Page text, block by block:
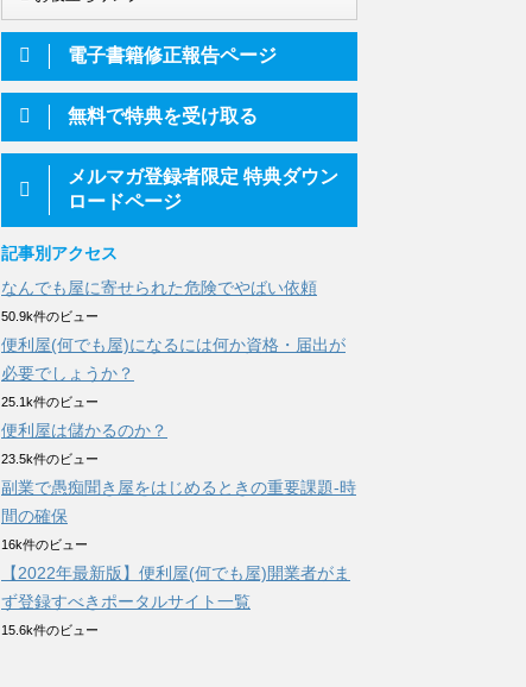
電子書籍修正報告ページ
無料で特典を受け取る
メルマガ登録者限定 特典ダウン
ロードページ
記事別アクセス
なんでも屋に寄せられた危険でやばい依頼
50.9k件のビュー
便利屋(何でも屋)になるには何か資格・届出が
必要でしょうか？
25.1k件のビュー
便利屋は儲かるのか？
23.5k件のビュー
副業で愚痴聞き屋をはじめるときの重要課題-時
間の確保
16k件のビュー
【2022年最新版】便利屋(何でも屋)開業者がま
ず登録すべきポータルサイト一覧
15.6k件のビュー